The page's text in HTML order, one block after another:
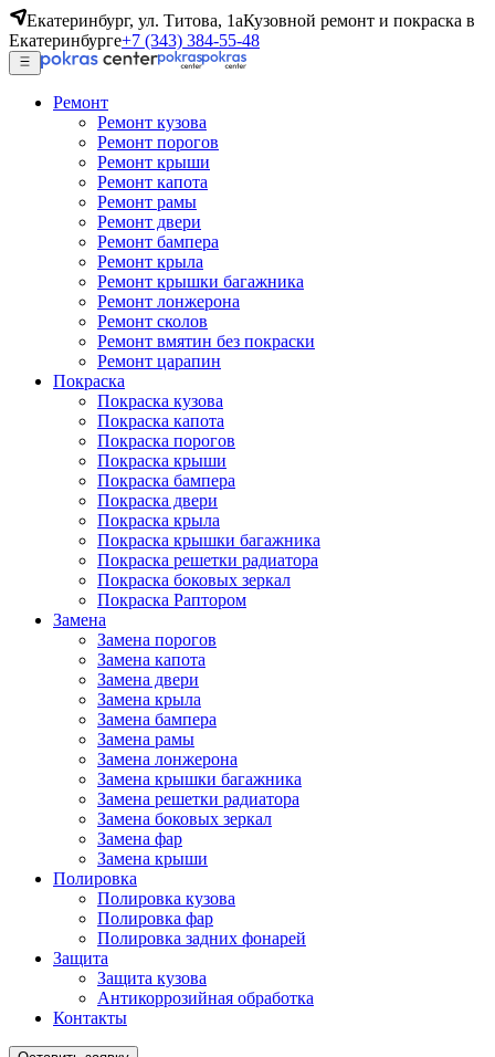
Екатеринбург, ул. Титова, 1аКузовной ремонт и покраска в
Екатеринбурге+7 (343) 384-55-48
Ремонт
Ремонт кузова
Ремонт порогов
Ремонт крыши
Ремонт капота
Ремонт рамы
Ремонт двери
Ремонт бампера
Ремонт крыла
Ремонт крышки багажника
Ремонт лонжерона
Ремонт сколов
Ремонт вмятин без покраски
Ремонт царапин
Покраска
Покраска кузова
Покраска капота
Покраска порогов
Покраска крыши
Покраска бампера
Покраска двери
Покраска крыла
Покраска крышки багажника
Покраска решетки радиатора
Покраска боковых зеркал
Покраска Раптором
Замена
Замена порогов
Замена капота
Замена двери
Замена крыла
Замена бампера
Замена рамы
Замена лонжерона
Замена крышки багажника
Замена решетки радиатора
Замена боковых зеркал
Замена фар
Замена крыши
Полировка
Полировка кузова
Полировка фар
Полировка задних фонарей
Защита
Защита кузова
Антикоррозийная обработка
Контакты